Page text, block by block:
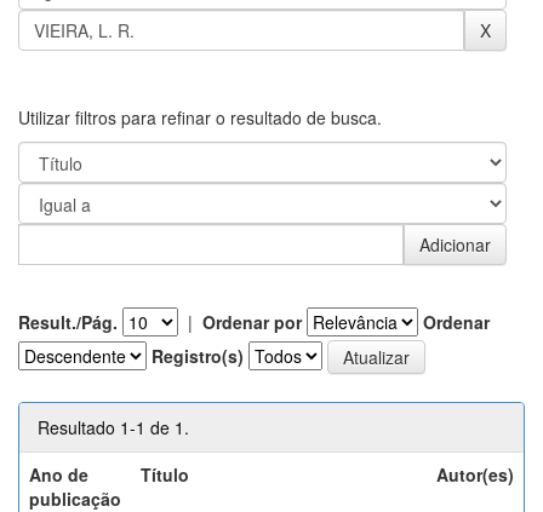
Utilizar filtros para refinar o resultado de busca.
Result./Pág. | Ordenar por
Ordenar
Registro(s)
Resultado 1-1 de 1.
Ano de
publicação
Título Autor(es)